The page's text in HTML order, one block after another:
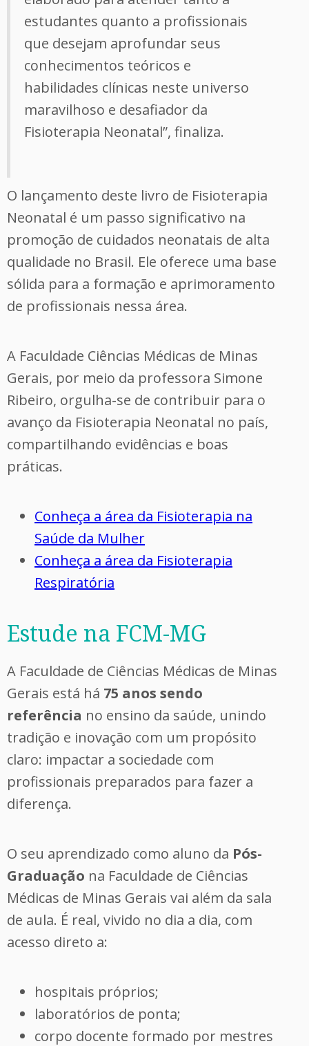
estudantes quanto a profissionais
que desejam aprofundar seus
conhecimentos teóricos e
habilidades clínicas neste universo
maravilhoso e desafiador da
Fisioterapia Neonatal”, finaliza.
O lançamento deste livro de Fisioterapia
Neonatal é um passo significativo na
promoção de cuidados neonatais de alta
qualidade no Brasil. Ele oferece uma base
sólida para a formação e aprimoramento
de profissionais nessa área.
A Faculdade Ciências Médicas de Minas
Gerais, por meio da professora Simone
Ribeiro, orgulha-se de contribuir para o
avanço da Fisioterapia Neonatal no país,
compartilhando evidências e boas
práticas.
Conheça a área da Fisioterapia na
Saúde da Mulher
Conheça a área da Fisioterapia
Respiratória
Estude na FCM-MG
A Faculdade de Ciências Médicas de Minas
Gerais está há 75 anos sendo
referência no ensino da saúde, unindo
tradição e inovação com um propósito
claro: impactar a sociedade com
profissionais preparados para fazer a
diferença.
O seu aprendizado como aluno da Pós-
Graduação na Faculdade de Ciências
Médicas de Minas Gerais vai além da sala
de aula. É real, vivido no dia a dia, com
acesso direto a:
hospitais próprios;
laboratórios de ponta;
corpo docente formado por mestres